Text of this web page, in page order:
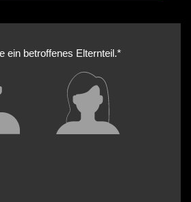
ein betroffenes Elternteil.*